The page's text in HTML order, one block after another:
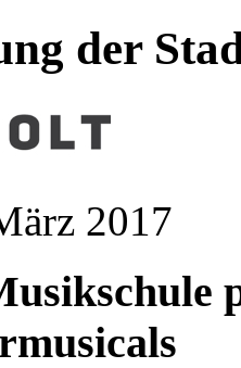
der
2017